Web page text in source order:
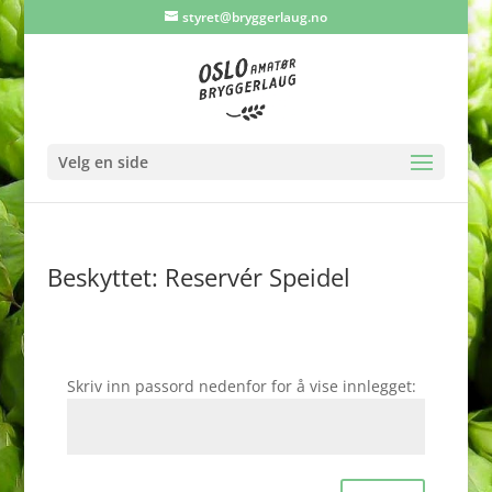
styret@bryggerlaug.no
Velg en side
Beskyttet: Reservér Speidel
Skriv inn passord nedenfor for å vise innlegget: